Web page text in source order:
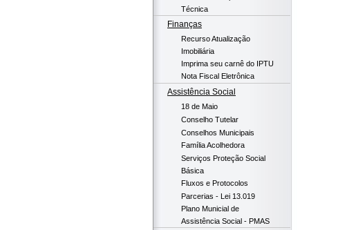
Técnica
Finanças
Recurso Atualização
Imobiliária
Imprima seu carnê do IPTU
Nota Fiscal Eletrônica
Assistência Social
18 de Maio
Conselho Tutelar
Conselhos Municipais
Família Acolhedora
Serviços Proteção Social
Básica
Fluxos e Protocolos
Parcerias - Lei 13.019
Plano Municial de
Assistência Social - PMAS